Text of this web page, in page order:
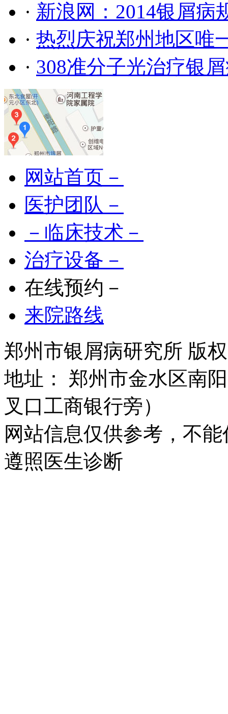
· 新浪网：2014银屑病
· 热烈庆祝郑州地区唯
· 308准分子光治疗银
网站首页－
医护团队－
－临床技术－
治疗设备－
在线预约－
来院路线
郑州市银屑病研究所 版
地址： 郑州市金水区南
叉口工商银行旁）
网站信息仅供参考，不
遵照医生诊断